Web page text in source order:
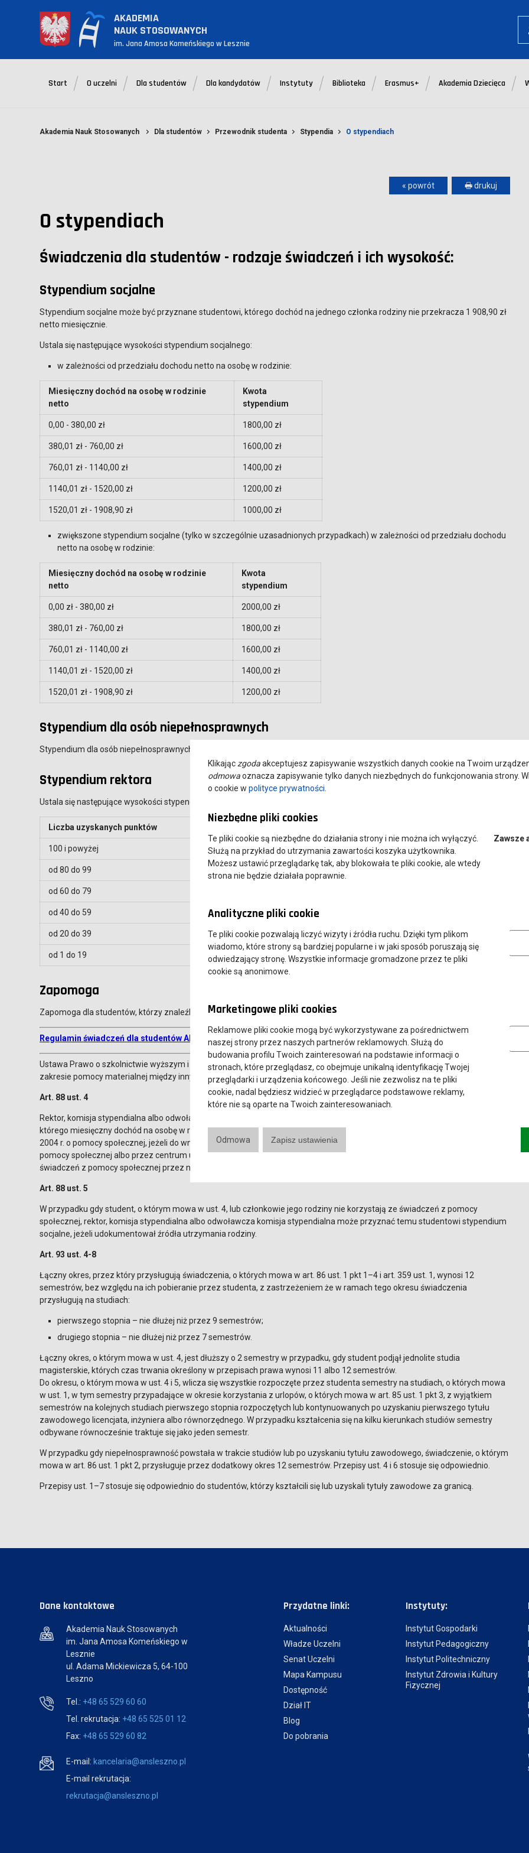
AKADEMIA
NAUK STOSOWANYCH
im. Jana Amosa Komeńskiego w Lesznie
Start O uczelni Dla studentów Dla kandydatów Instytuty Biblioteka Erasmus+ Akademia Dziecięca
Akademia Nauk Stosowanych Dla studentów Przewodnik studenta Stypendia O stypendiach
« powrót 🖶 drukuj
O stypendiach
Świadczenia dla studentów - rodzaje świadczeń i ich wysokość:
Stypendium socjalne
Stypendium socjalne może być przyznane studentowi, którego dochód na jednego członka rodziny nie przekracza 1 908,90 zł
netto miesięcznie.
Ustala się następujące wysokości stypendium socjalnego:
w zależności od przedziału dochodu netto na osobę w rodzinie:
Miesięczny dochód na osobę w rodzinie
netto
Kwota
stypendium
0,00 - 380,00 zł 1800,00 zł
380,01 zł - 760,00 zł 1600,00 zł
760,01 zł - 1140,00 zł 1400,00 zł
1140,01 zł - 1520,00 zł 1200,00 zł
1520,01 zł - 1908,90 zł 1000,00 zł
zwiększone stypendium socjalne (tylko w szczególnie uzasadnionych przypadkach) w zależności od przedziału dochodu
netto na osobę w rodzinie:
Miesięczny dochód na osobę w rodzinie
netto
Kwota
stypendium
0,00 zł - 380,00 zł 2000,00 zł
380,01 zł - 760,00 zł 1800,00 zł
760,01 zł - 1140,00 zł 1600,00 zł
1140,01 zł - 1520,00 zł 1400,00 zł
1520,01 zł - 1908,90 zł 1200,00 zł
Stypendium dla osób niepełnosprawnych
Stypendium dla osób niepełnosprawnych wynosi
Stypendium rektora
Ustala się następujące wysokości stypendium rektora:
Liczba uzyskanych punktów
100 i powyżej 1000,00 zł
od 80 do 99
od 60 do 79
od 40 do 59 700,00 zł
od 20 do 39 600,00 zł
od 1 do 19 500,00 zł
Zapomoga
Zapomoga dla studentów, którzy znaleźli się w przejściowej trudnej sytuacji życiowej
Regulamin świadczeń dla studentów Akademii Nauk Stosowanych im. Jana Amosa Komeńskiego w Lesznie (pdf, 312 KB)
Ustawa Prawo o szkolnictwie wyższym i nauce z dnia 20 lipca 2018 r. (t.j. DZ.U. z 2024 r., poz.1571 z późn. zm.) wprowadza w
zakresie pomocy materialnej między innymi następujące zapisy:
Art. 88 ust. 4
Rektor, komisja stypendialna albo odwoławcza komisja stypendialna odmawia przyznania stypendium socjalnego studentowi,
którego miesięczny dochód na osobę w rodzinie nie przekracza kwoty określonej w art. 8 ust. 1 pkt 2 ustawy z dnia 12 marca
2004 r. o pomocy społecznej, jeżeli do wniosku o przyznanie stypendium socjalnego nie dołączy wydanego przez ośrodek
pomocy społecznej albo przez centrum usług społecznych zaświadczenia o korzystaniu w roku złożenia tego wniosku ze
świadczeń z pomocy społecznej przez niego lub przez członków jego rodziny.
Art. 88 ust. 5
W przypadku gdy student, o którym mowa w ust. 4, lub członkowie jego rodziny nie korzystają ze świadczeń z pomocy
społecznej, rektor, komisja stypendialna albo odwoławcza komisja stypendialna może przyznać temu studentowi stypendium
socjalne, jeżeli udokumentował źródła utrzymania rodziny.
Art. 93 ust. 4-8
Łączny okres, przez który przysługują świadczenia, o których mowa w art. 86 ust. 1 pkt 1–4 i art. 359 ust. 1, wynosi 12
semestrów, bez względu na ich pobieranie przez studenta, z zastrzeżeniem że w ramach tego okresu świadczenia
przysługują na studiach:
pierwszego stopnia – nie dłużej niż przez 9 semestrów;
drugiego stopnia – nie dłużej niż przez 7 semestrów.
Łączny okres, o którym mowa w ust. 4, jest dłuższy o 2 semestry w przypadku, gdy student podjął jednolite studia
magisterskie, których czas trwania określony w przepisach prawa wynosi 11 albo 12 semestrów.
Do okresu, o którym mowa w ust. 4 i 5, wlicza się wszystkie rozpoczęte przez studenta semestry na studiach, o których mowa
w ust. 1, w tym semestry przypadające w okresie korzystania z urlopów, o których mowa w art. 85 ust. 1 pkt 3, z wyjątkiem
semestrów na kolejnych studiach pierwszego stopnia rozpoczętych lub kontynuowanych po uzyskaniu pierwszego tytułu
zawodowego licencjata, inżyniera albo równorzędnego. W przypadku kształcenia się na kilku kierunkach studiów semestry
odbywane równocześnie traktuje się jako jeden semestr.
W przypadku gdy niepełnosprawność powstała w trakcie studiów lub po uzyskaniu tytułu zawodowego, świadczenie, o którym
mowa w art. 86 ust. 1 pkt 2, przysługuje przez dodatkowy okres 12 semestrów. Przepisy ust. 4 i 6 stosuje się odpowiednio.
Przepisy ust. 1–7 stosuje się odpowiednio do studentów, którzy kształcili się lub uzyskali tytuły zawodowe za granicą.
Dane kontaktowe
Akademia Nauk Stosowanych
im. Jana Amosa Komeńskiego w
Lesznie
ul. Adama Mickiewicza 5, 64-100
Leszno
Tel.: +48 65 529 60 60
Tel. rekrutacja: +48 65 525 01 12
Fax: +48 65 529 60 82
E-mail: kancelaria@ansleszno.pl
E-mail rekrutacja:
rekrutacja@ansleszno.pl
Przydatne linki:
Aktualności
Władze Uczelni
Senat Uczelni
Mapa Kampusu
Dostępność
Dział IT
Blog
Do pobrania
Instytuty:
Instytut Gospodarki
Instytut Pedagogiczny
Instytut Politechniczny
Instytut Zdrowia i Kultury
Fizycznej
Klikając zgodaakceptujesz zapisywanie wszystkich danych cookie na Twoim
odmowaoznacza zapisywanie tylko danych niezbędnych do funkcjonowania strony.
o cookie w polityce prywatności
Niezbędne pliki cookies
Te pliki cookie są niezbędne do działania strony i nie można ich wyłączyć.
Służą na przykład do utrzymania zawartości koszyka użytkownika.
Możesz ustawić przeglądarkę tak, aby blokowała te pliki cookie, ale wtedy
strona nie będzie działała poprawnie.
Zawsze
Analityczne pliki cookie
Te pliki cookie pozwalają liczyć wizyty i źródła ruchu. Dzięki tym plikom
wiadomo, które strony są bardziej popularne i w jaki sposób poruszają się
odwiedzający stronę. Wszystkie informacje gromadzone przez te pliki
cookie są anonimowe.
Marketingowe pliki cookies
Reklamowe pliki cookie mogą być wykorzystywane za pośrednictwem
naszej strony przez naszych partnerów reklamowych. Służą do
budowania profilu Twoich zainteresowań na podstawie informacji o
stronach, które przeglądasz, co obejmuje unikalną identyfikację Twojej
przeglądarki i urządzenia końcowego. Jeśli nie zezwolisz na te pliki
cookie, nadal będziesz widzieć w przeglądarce podstawowe reklamy,
które nie są oparte na Twoich zainteresowaniach.
Odmowa Zapisz ustawienia